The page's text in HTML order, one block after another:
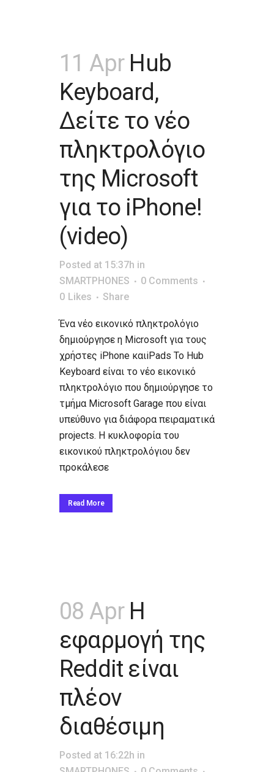
11 Apr Hub
Keyboard,
Δείτε το νέο
πληκτρολόγιο
της Microsoft
για το iPhone!
(video)
Posted at 15:37h in
SMARTPHONES
0 Comments
0 Likes Share
Ένα νέο εικονικό πληκτρολόγιο
δημιούργησε η Microsoft για τους
χρήστες iPhone καιiPads Το Hub
Keyboard είναι το νέο εικονικό
πληκτρολόγιο που δημιούργησε το
τμήμα Microsoft Garage που είναι
υπεύθυνο για διάφορα πειραματικά
projects. Η κυκλοφορία του
εικονικού πληκτρολόγιου δεν
προκάλεσε
Read More
08 Apr Η
εφαρμογή της
Reddit είναι
πλέον
διαθέσιμη
Posted at 16:22h in